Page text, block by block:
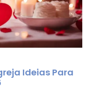
Ideias Para